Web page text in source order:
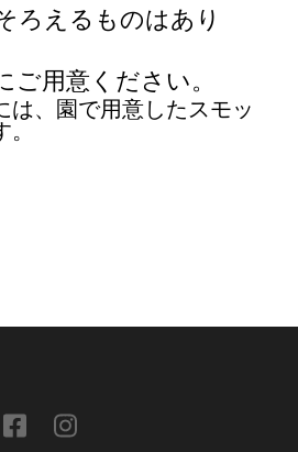
ろえるものはあり
ご用意ください。
は、園で用意したスモッ